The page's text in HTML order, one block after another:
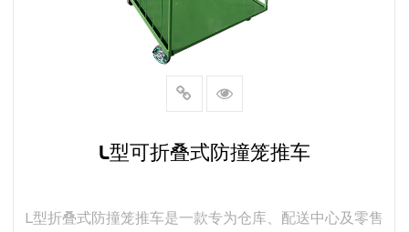
L型可折叠式防撞笼推车
L型折叠式防撞笼推车是一款专为仓库、配送中心及零售